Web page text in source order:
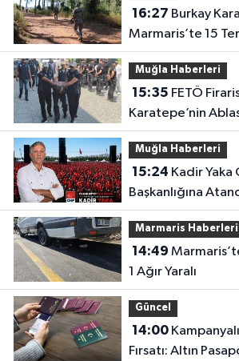
16:27
Marmaris’te 15
güzergâhını
Muğla Haberleri
15:35
Karatepe’nin
Muğla Haberleri
15:24
Başkanlığına
Marmaris Haberleri
14:49
1 Ağır Yaralı
Güncel
14:00Kampanyalı Vatandaşlık
Fırsatı: Altın